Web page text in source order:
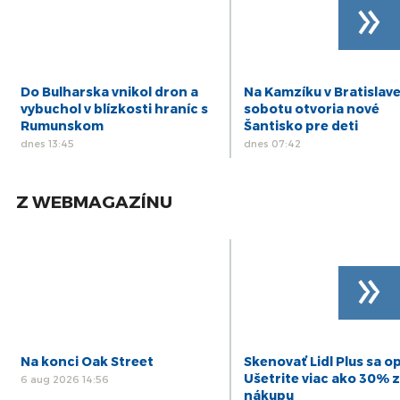
Do Bulharska vnikol dron a
vybuchol v blízkosti hraníc s
Rumunskom
dnes 13:45
Na Kamzíku v
sobotu otvoria nové
Šantisko pre deti
dnes 07:42
»
Z WEBMAGAZÍNU
Na konci Oak Street
6 aug 2026 14:56
Skenovať Lidl Plus sa
Ušetrite viac ako 30% z
nákupu
»